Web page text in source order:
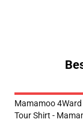
Mamamoo
Tour Shirt -